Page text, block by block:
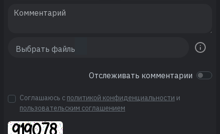
Отслеживать комментарии
Соглашаюсь с политикой конфиденциальности и
пользовательским соглашением